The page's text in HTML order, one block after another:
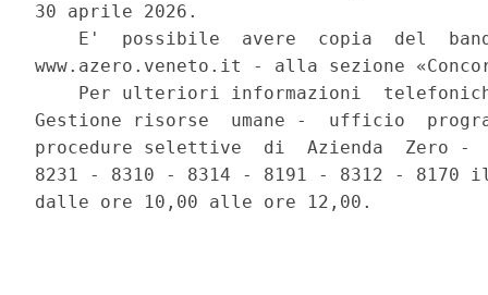
30 aprile 2026.
E'  possibile  avere  copia  del
www.azero.veneto.it - alla sezione
Per ulteriori informazioni
Gestione risorse  umane -  ufficio
procedure selettive  di  Azienda  Zero -
8231 - 8310 - 8314 - 8191 - 8312 -
dalle ore 10,00 alle ore 12,00.